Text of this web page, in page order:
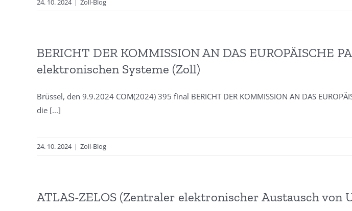
24. 10. 2024 | Zoll-Blog
BERICHT DER KOMMISSION AN DAS EUROPÄISCHE
elektronischen Systeme (Zoll)
Brüssel, den 9.9.2024 COM(2024) 395 final BERICHT DER KOMMISSION AN DAS
die [...]
24. 10. 2024 | Zoll-Blog
ATLAS-ZELOS (Zentraler elektronischer Austausch von